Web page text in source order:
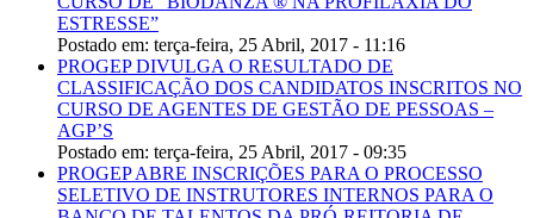
ESTRESSE”
Postado em: terça-feira, 25 Abril, 2017 - 11:16
PROGEP DIVULGA O RESULTADO DE
CLASSIFICAÇÃO DOS CANDIDATOS INSCRITOS NO
CURSO DE AGENTES DE GESTÃO DE PESSOAS –
AGP’S
Postado em: terça-feira, 25 Abril, 2017 - 09:35
PROGEP ABRE INSCRIÇÕES PARA O PROCESSO
SELETIVO DE INSTRUTORES INTERNOS PARA O